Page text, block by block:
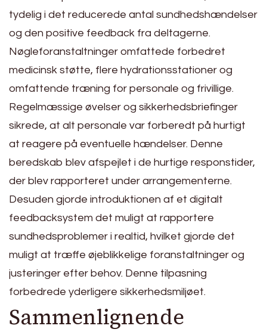
tydelig i det reducerede antal sundhedshændelser
og den positive feedback fra deltagerne.
Nøgleforanstaltninger omfattede forbedret
medicinsk støtte, flere hydrationsstationer og
omfattende træning for personale og frivillige.
Regelmæssige øvelser og sikkerhedsbriefinger
sikrede, at alt personale var forberedt på hurtigt
at reagere på eventuelle hændelser. Denne
beredskab blev afspejlet i de hurtige responstider,
der blev rapporteret under arrangementerne.
Desuden gjorde introduktionen af et digitalt
feedbacksystem det muligt at rapportere
sundhedsproblemer i realtid, hvilket gjorde det
muligt at træffe øjeblikkelige foranstaltninger og
justeringer efter behov. Denne tilpasning
forbedrede yderligere sikkerhedsmiljøet.
Sammenlignende